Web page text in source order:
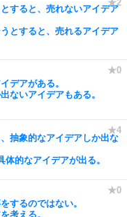
すると、売れないアイデア
とすると、売れるアイデア
デアがある。
ないアイデアもある。
抽象的なアイデアしか出な
的なアイデアが出る。
するのではない。
考える。